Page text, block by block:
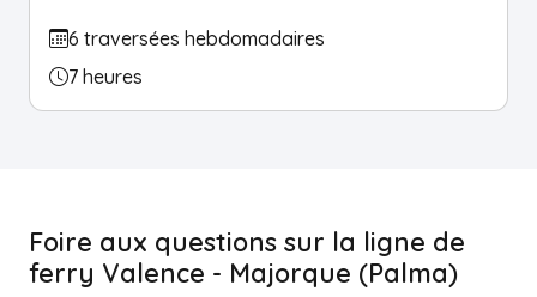
6 traversées hebdomadaires
7 heures
Foire aux questions sur la ligne de
ferry Valence - Majorque (Palma)